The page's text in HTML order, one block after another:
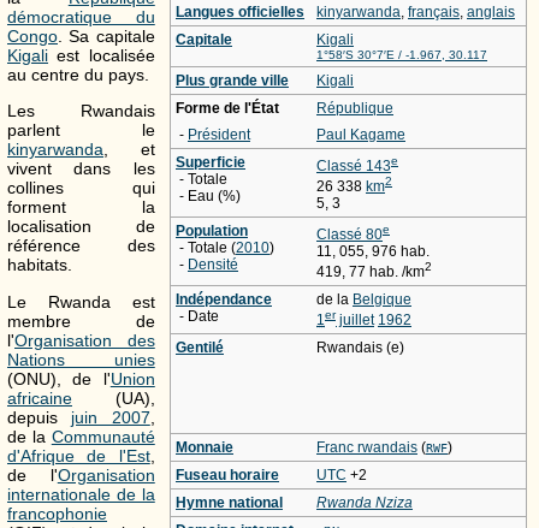
Langues officielles kinyarwanda, français, anglais
Capitale
Kigali
1°58′S 30°7′E / -1.967 30.117
Plus grande ville
Kigali
Forme de l'État
République
- Président
Paul Kagame
Superficie
- Totale
- Eau (%)
Classé 143e
26 338 km2
5, 3
Population
- Totale (2010)
- Densité
Classé 80e
11, 055, 976 hab.
419, 77 hab. /km2
Indépendance
- Date
de la Belgique
1er juillet 1962
Gentilé
Rwandais (e)
Monnaie Franc rwandais (RWF)
Fuseau horaire
UTC +2
Hymne national
Rwanda Nziza
démocratique du
Congo . Sa capitale
Kigali est localisée
au centre du pays.
Les Rwandais
parlent le
kinyarwanda, et
vivent dans les
collines qui
forment la
localisation de
référence des
habitats.
Le Rwanda est
membre de
l'Organisation des
Nations unies
(ONU), de l'Union
africaine (UA),
depuis juin 2007
de la Communauté
d'Afrique de l'Est,
de l'Organisation
internationale de la
francophonie